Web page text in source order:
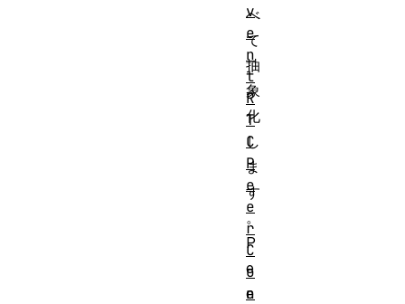
べ
て
抽
象
化
し
ま
す
。
P
e
e
v
e
n
t
R
T
C
P
e
e
r
C
o
n